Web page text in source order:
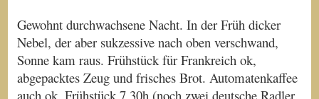
Gewohnt durchwachsene Nacht. In der Früh dicker
Nebel, der aber sukzessive nach oben verschwand,
Sonne kam raus. Frühstück für Frankreich ok,
abgepacktes Zeug und frisches Brot. Automatenkaffee
auch ok. Frühstück 7.30h (noch zwei deutsche Radler